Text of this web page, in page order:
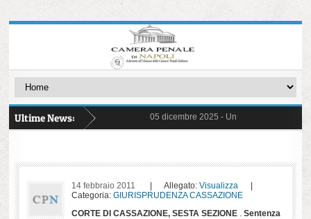
Ultime News: 05 dicembre 2025 -Un Giudice
26 giugno 2025 -ERRORI ED ORRORI -
Protocollo pene
06 maggio 2025 -il "Decreto Sicurezza" n.
17 aprile 2025 -Un viaggio per immagini
14 febbraio 2011 | Allegato:Visualizza
|
Categoria:GIURISPRUDENZA CASSAZIONE
CORTE DI CASSAZIONE, SESTA SEZIONE
Sentenza